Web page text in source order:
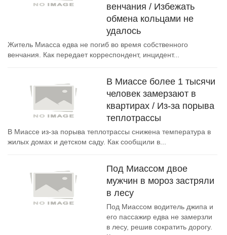
венчания / Избежать
обмена кольцами не
удалось
Житель Миасса едва не погиб во время собственного
венчания. Как передает корреспондент, инцидент...
В Миассе более 1 тысячи
человек замерзают в
квартирах / Из-за порыва
теплотрассы
В Миассе из-за порыва теплотрассы снижена температура в
жилых домах и детском саду. Как сообщили в...
Под Миассом двое
мужчин в мороз застряли
в лесу
Под Миассом водитель джипа и
его пассажир едва не замерзли
в лесу, решив сократить дорогу.